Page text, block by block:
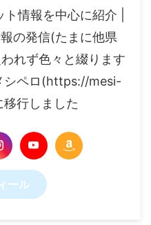
情報を中心に紹介 |
の発信(たまに他県
れず色々と綴ります
シペロ(https://mesi-
行しました
ール